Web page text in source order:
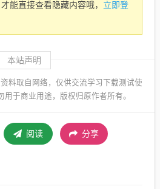
能直接查看隐藏内容哦， 立即登
本站声明
料取自网络，仅供交流学习下载测试使
用于商业用途，版权归原作者所有。
阅读 分享